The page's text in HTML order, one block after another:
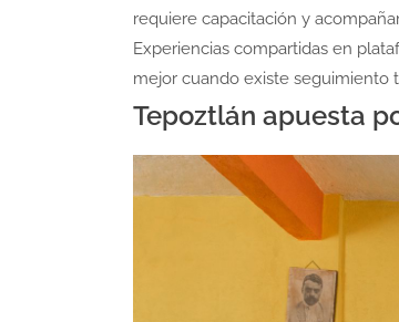
requiere capacitación y
Experiencias compartidas en
mejor cuando existe seguimiento
Tepoztlán apuesta